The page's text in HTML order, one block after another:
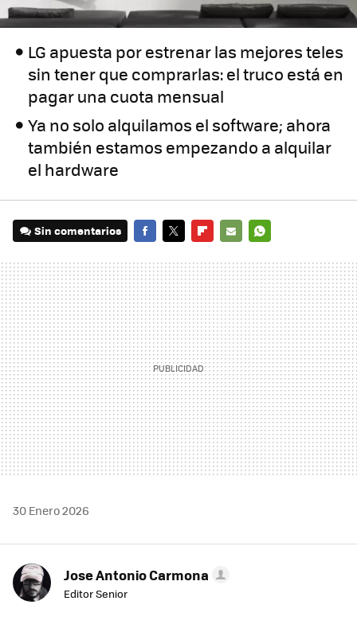
LG apuesta por estrenar las mejores teles
sin tener que comprarlas: el truco está en
pagar una cuota mensual
Ya no solo alquilamos el software; ahora
también estamos empezando a alquilar
el hardware
Sin comentarios
MAIL
30 Enero 2026
Jose Antonio Carmona
Editor Senior